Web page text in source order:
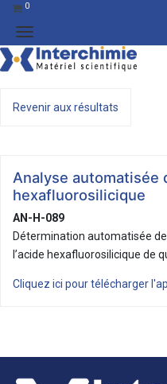
0
Revenir aux résultats
Analyse automatisée
hexafluorosilicique
AN-H-089
Détermination automatisée
l’acide hexafluorosilicique de
Cliquez ici pour télécharger